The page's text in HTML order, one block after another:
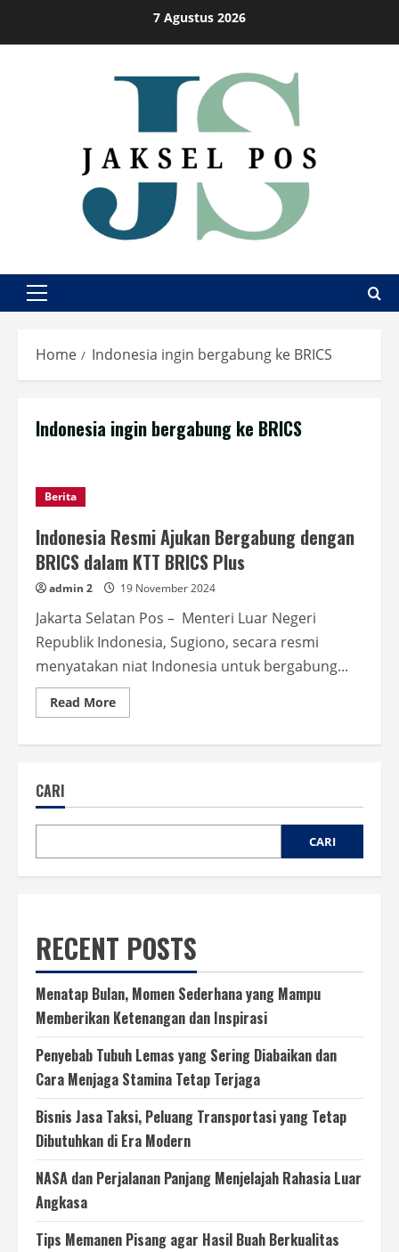
7 Agustus 2026
Primary
Home Indonesia ingin bergabung ke BRICS
Indonesia ingin bergabung ke BRICS
Berita
Indonesia Resmi Ajukan Bergabung dengan
BRICS dalam KTT BRICS Plus
admin 2 19 November 2024
Jakarta Selatan Pos – Menteri Luar Negeri
Republik Indonesia, Sugiono, secara resmi
menyatakan niat Indonesia untuk bergabung...
Read MoreRead
more
KTT
CARI
CARI
RECENT POSTS
Menatap Bulan, Momen Sederhana yang Mampu
Memberikan Ketenangan dan Inspirasi
Penyebab Tubuh Lemas yang Sering Diabaikan dan
Cara Menjaga Stamina Tetap Terjaga
Bisnis Jasa Taksi, Peluang Transportasi yang Tetap
Dibutuhkan di Era Modern
NASA dan Perjalanan Panjang Menjelajah Rahasia Luar
Angkasa
Tips Memanen Pisang agar Hasil Buah Berkualitas